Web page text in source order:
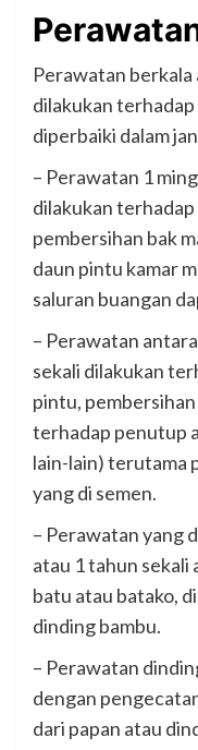
Perawatan
dilakukan
diperbaiki dalam
– Perawatan 1
dilakukan
pembersihan bak
daun pintu kamar
saluran buangan
– Perawatan
sekali dilakukan
pintu,
terhadap penutup
lain-lain) terutama
yang di semen.
– Perawatan yang
atau 1 tahun sekali
batu atau batako,
dinding bambu.
– Perawatan
dengan
dari papan atau